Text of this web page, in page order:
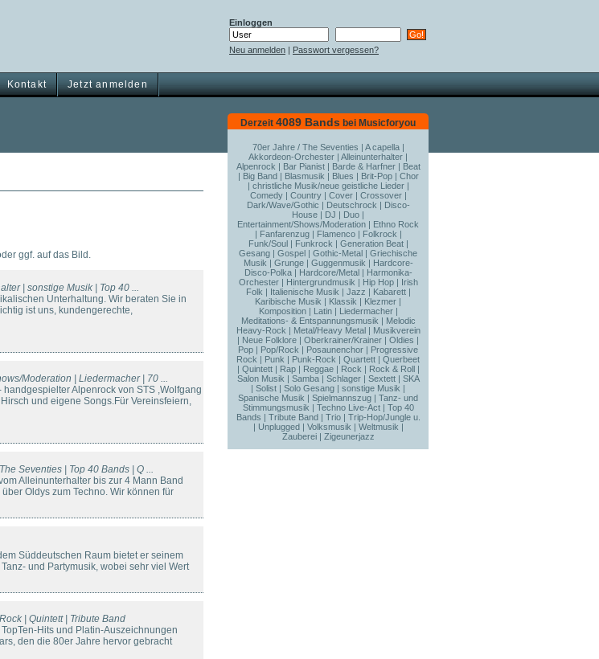
Einloggen
Neu anmelden | Passwort vergessen?
Kontakt Jetzt anmelden
Derzeit 4089 Bands bei Musicforyou
70er Jahre / The Seventies | A capella|
Akkordeon-Orchester | Alleinunterhalter |
Alpenrock | Bar Pianist| Barde & Harfner| Beat
| Big Band| Blasmusik | Blues | Brit-Pop| Chor
| christliche Musik/neue geistliche Lieder|
Comedy| Country| Cover| Crossover|
Dark/Wave/Gothic | Deutschrock | Disco-
House | DJ | Duo |
Entertainment/Shows/Moderation | Ethno Rock
| Fanfarenzug| Flamenco| Folkrock |
Funk/Soul| Funkrock | Generation Beat|
Gesang | Gospel | Gothic-Metal | Griechische
Musik | Grunge| Guggenmusik | Hardcore-
Disco-Polka| Hardcore/Metal| Harmonika-
Orchester| Hintergrundmusik | Hip Hop| Irish
Folk | Italienische Musik | Jazz | Kabarett|
Karibische Musik | Klassik | Klezmer |
Komposition| Latin| Liedermacher|
Meditations- & Entspannungsmusik | Melodic
Heavy-Rock | Metal/Heavy Metal| Musikverein
| Neue Folklore | Oberkrainer/Krainer | Oldies |
Pop | Pop/Rock | Posaunenchor | Progressive
Rock | Punk | Punk-Rock | Quartett | Querbeet
| Quintett| Rap| Reggae| Rock | Rock & Roll|
Salon Musik | Samba | Schlager | Sextett | SKA
| Solist | Solo Gesang | sonstige Musik |
Spanische Musik | Spielmannszug | Tanz- und
Stimmungsmusik | Techno Live-Act| Top 40
Bands | Tribute Band| Trio| Trip-Hop/Jungle u.
| Unplugged| Volksmusik | Weltmusik |
Zauberei| Zigeunerjazz
ggf. auf das Bild.
| sonstige Musik | Top 40 ...
Unterhaltung. Wir beraten Sie in
ist uns, kundengerechte,
Moderation | Liedermacher | 70 ...
Alpenrock von STS ,Wolfgang
und eigene Songs.Für Vereinsfeiern,
Seventies | Top 40 Bands | Q ...
Alleinunterhalter bis zur 4 Mann Band
Oldys zum Techno. Wir können für
Süddeutschen Raum bietet er seinem
und Partymusik, wobei sehr viel Wert
| Quintett | Tribute Band
Hits und Platin-Auszeichnungen
den die 80er Jahre hervor gebracht